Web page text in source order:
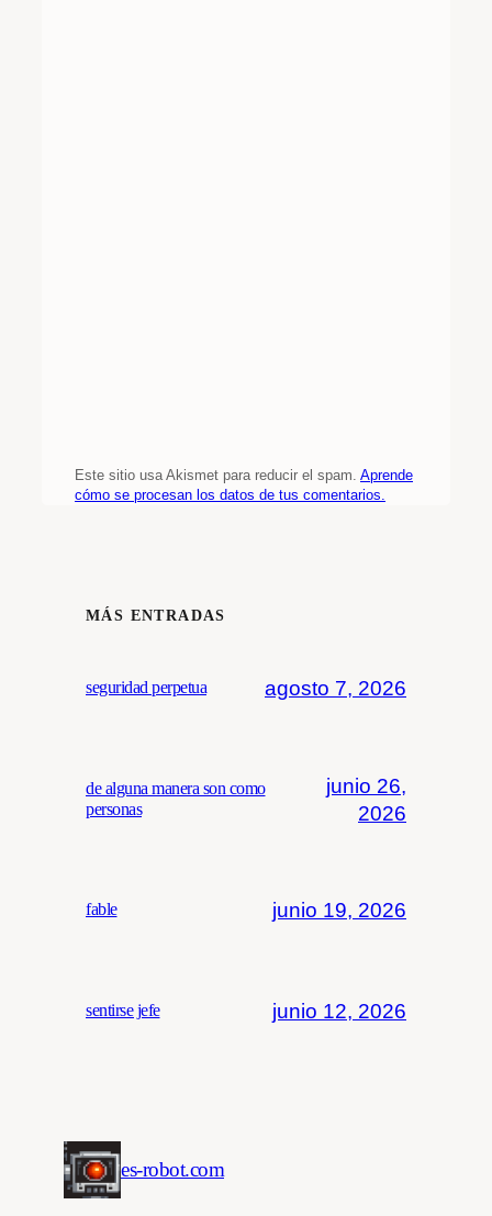
Este sitio usa Akismet para reducir el spam. Aprende
cómo se procesan los datos de tus comentarios.
MÁS ENTRADAS
seguridad perpetua agosto 7, 2026
de alguna manera son como
personas
junio 26,
2026
fable junio 19, 2026
sentirse jefe junio 12, 2026
es-robot.com